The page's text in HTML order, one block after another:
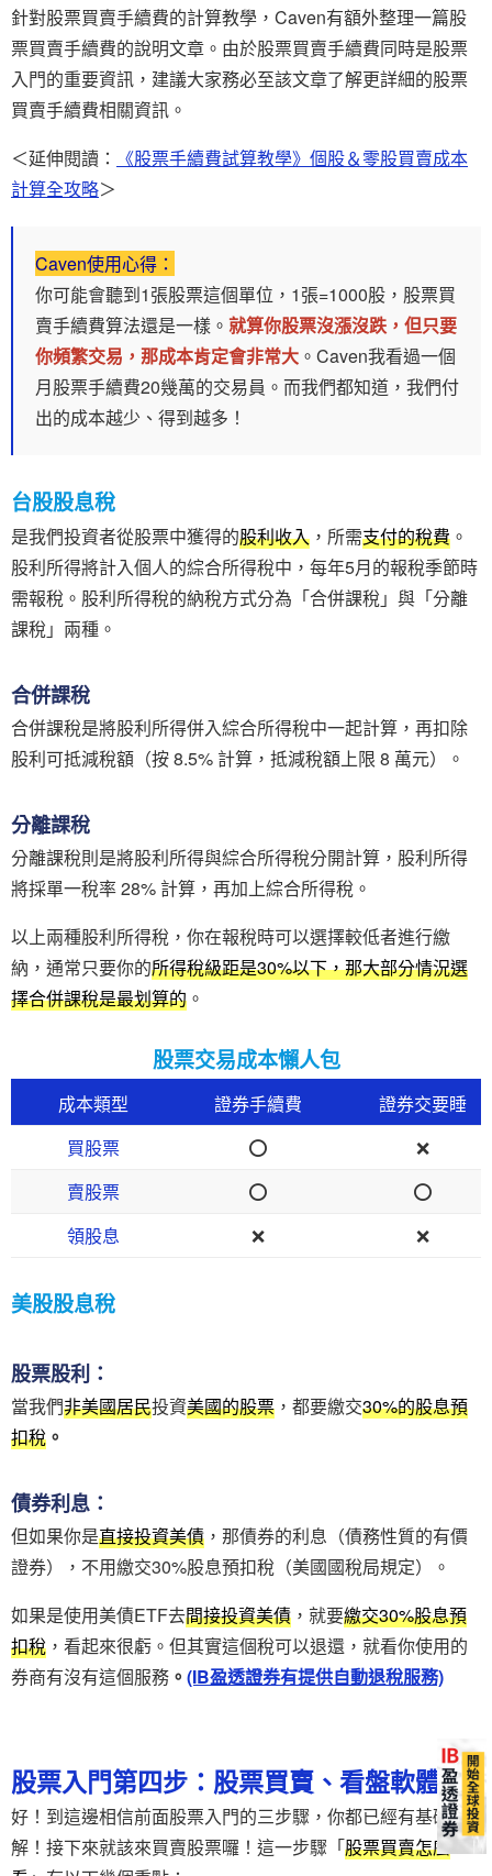
針對股票買賣手續費的計算教學，Caven有額外整理一篇股
票買賣手續費的說明文章。由於股票買賣手續費同時是股票
入門的重要資訊，建議大家務必至該文章了解更詳細的股票
買賣手續費相關資訊。
＜延伸閱讀：
《股票手續費試算教學》個股＆零股買賣成本
計算全攻略＞
Caven使用心得：
你可能會聽到1張股票這個單位，1張=1000股，股票買
賣手續費算法還是一樣。 就算你股票沒漲沒跌，但只要
你頻繁交易，那成本肯定會非常大 。Caven我看過一個
月股票手續費20幾萬的交易員。而我們都知道，我們付
出的成本越少、得到越多！
台股股息稅
是我們投資者從股票中獲得的股利收入 ，所需支付的稅費 。
股利所得將計入個人的綜合所得稅中，每年5月的報稅季節時
需報稅。股利所得稅的納稅方式分為「合併課稅」與「分離
課稅」兩種。
合併課稅
合併課稅是將股利所得併入綜合所得稅中一起計算，再扣除
股利可抵減稅額（按 8.5% 計算，抵減稅額上限 8 萬元）。
分離課稅
分離課稅則是將股利所得與綜合所得稅分開計算，股利所得
將採單一稅率 28% 計算，再加上綜合所得稅。
以上兩種股利所得稅，你在報稅時可以選擇較低者進行繳
納，通常只要你的所得稅級距是30%以下，那大部分情況選
擇合併課稅是最划算的 。
股票交易成本懶人包
成本類型 證券手續費
證券交要睡
買股票
⭕
❌
賣股票
⭕
⭕
領股息
❌ ❌
美股股息稅
股票股利：
當我們非美國居民投資美國的股票 ，都要繳交30%的股息預
扣稅 。
債券利息：
但如果你是直接投資美債 ，那債券的利息（債務性質的有價
證券），不用繳交30%股息預扣稅（美國國稅局規定）。
如果是使用美債ETF去間接投資美債 ，就要繳交30%股息預
扣稅 ，看起來很虧。但其實這個稅可以退還，就看你使用的
券商有沒有這個服務 。 (IB盈透證券有提供自動退稅服務)
股票入門第四步：股票買賣、看盤軟體
好！到這邊相信前面股票入門的三步驟，你都已經有基礎了
解！接下來就該來買賣股票囉！這一步驟「股票買賣怎麼